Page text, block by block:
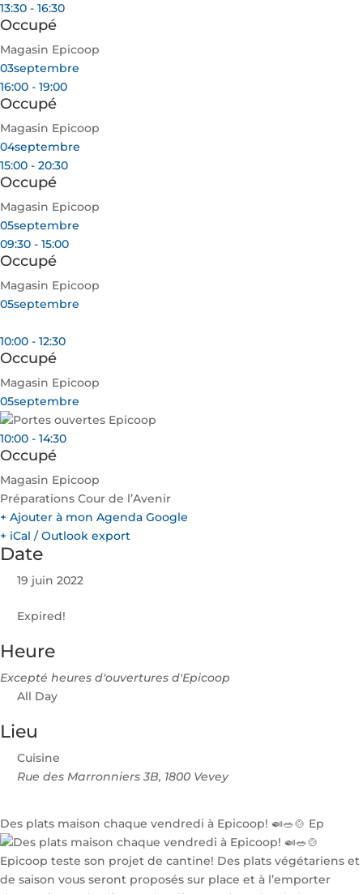
13:30 - 16:30
Occupé
Magasin Epicoop
03septembre
16:00 - 19:00
Occupé
Magasin Epicoop
04septembre
15:00 - 20:30
Occupé
Magasin Epicoop
05septembre
09:30 - 15:00
Occupé
Magasin Epicoop
05septembre
10:00 - 12:30
Occupé
Magasin Epicoop
05septembre
10:00 - 14:30
Occupé
Magasin Epicoop
Préparations Cour de l’Avenir
+ Ajouter à mon Agenda Google
+ iCal / Outlook export
Date
19 juin 2022
Expired!
Heure
Excepté heures d'ouvertures d'Epicoop
All Day
Lieu
Cuisine
Rue des Marronniers 3B, 1800 Vevey
Des plats maison chaque vendredi à Epicoop! 🍛🥗🍲 Ep